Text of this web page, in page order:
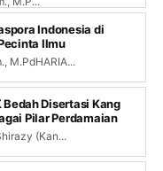
Indonesia di
Ilmu
M.PdHARIA...
Disertasi Kang
Pilar Perdamaian
(Kan...